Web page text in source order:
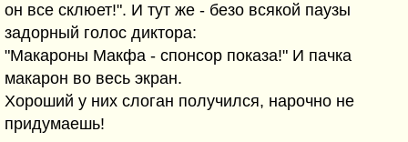
он все склюет!". И тут же - безо всякой паузы
задорный голос диктора:
"Макароны Макфа - спонсор показа!" И пачка
макарон во весь экран.
Хороший у них слоган получился, нарочно не
придумаешь!